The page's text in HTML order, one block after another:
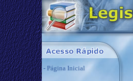
- Página Inicial